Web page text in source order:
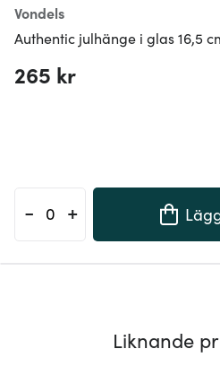
Vondels
Authentic julhänge i glas 16,5
265 kr
- +
Liknande